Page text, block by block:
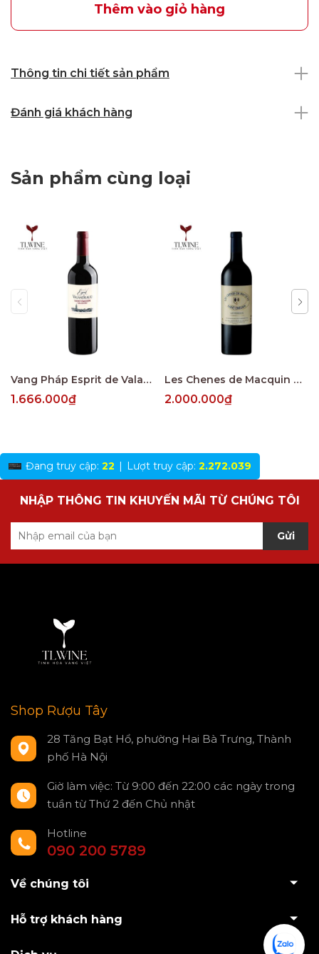
Thêm vào giỏ hàng
Thông tin chi tiết sản phẩm
Đánh giá khách hàng
Sản phẩm cùng loại
Vang Pháp Esprit de Valandraud Saint Emillion
1.666.000₫
Les Chenes de Macquin Saint-Emilion Grand Cru
2.000.000₫
Đang truy cập: 22 | Lượt truy cập: 2.272.039
NHẬP THÔNG TIN KHUYẾN MÃI TỪ CHÚNG TÔI
Gửi
Shop Rượu Tây
28 Tăng Bạt Hổ, phường Hai Bà Trưng, Thành
phố Hà Nội
Giờ làm việc: Từ 9:00 đến 22:00 các ngày trong
tuần từ Thứ 2 đến Chủ nhật
Hotline
090 200 5789
Về chúng tôi
Hỗ trợ khách hàng